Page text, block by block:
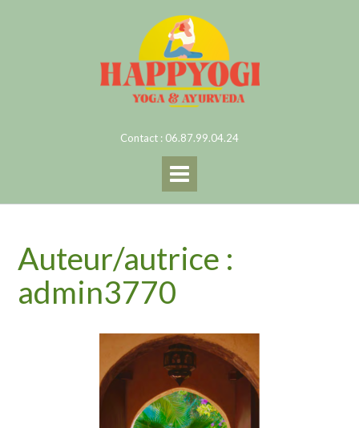
Contact : 06.87.99.04.24
Auteur/autrice :
admin3770